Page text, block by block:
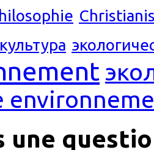
une